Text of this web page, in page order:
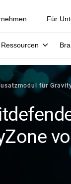
Für
Ressourcen
für